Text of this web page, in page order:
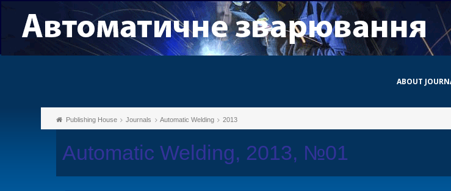
ABOUT
Publishing House Journals Automatic Welding 2013
Automatic Welding, 2013, №01